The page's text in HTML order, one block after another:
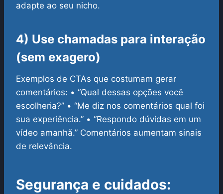
adapte ao seu nicho.
4) Use chamadas para interação
(sem exagero)
Exemplos de CTAs que costumam gerar
comentários: • “Qual dessas opções você
escolheria?” • “Me diz nos comentários qual foi
sua experiência.” • “Respondo dúvidas em um
vídeo amanhã.” Comentários aumentam sinais
de relevância.
Segurança e cuidados: